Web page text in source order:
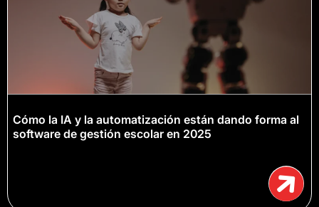
Cómo la IA y la automatización están dando forma al
software de gestión escolar en 2025